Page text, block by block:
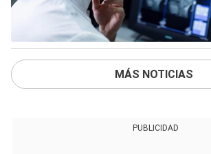
MÁS NOTICIAS
PUBLICIDAD